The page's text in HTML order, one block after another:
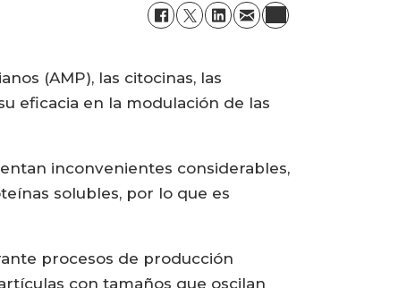
(AMP), las citocinas, las
eficacia en la modulación de las
inconvenientes considerables,
solubles, por lo que es
procesos de producción
con tamaños que oscilan